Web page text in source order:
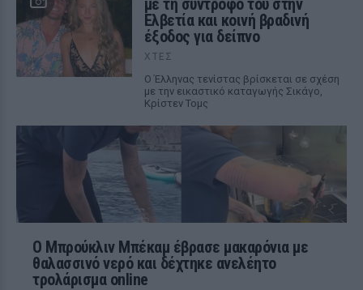
με τη σύντροφό του στην
Ελβετία και κοινή βραδινή
έξοδος για δείπνο
ΧΤΕΣ
Ο Έλληνας τενίστας βρίσκεται σε σχέση
με την εικαστικό καταγωγής Σικάγο,
Κρίστεν Τομς
Ο Μπρούκλιν Μπέκαμ έβρασε μακαρόνια με
θαλασσινό νερό και δέχτηκε ανελέητο
τρολάρισμα online